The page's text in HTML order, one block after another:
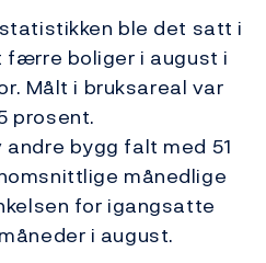
ble det satt i
færre boliger i august i
Målt i bruksareal var
prosent.
bygg falt med 51
månedlige
for igangsatte
i august.